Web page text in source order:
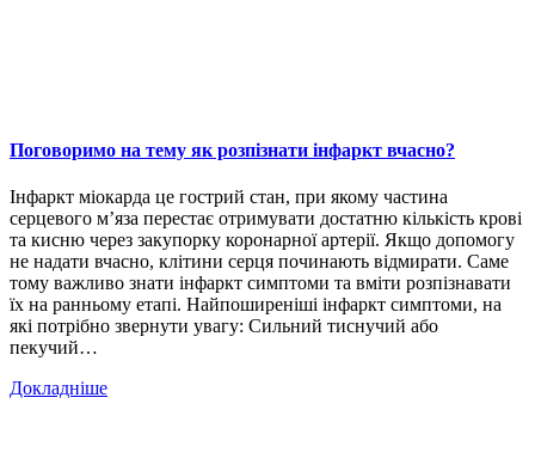
Поговоримо на тему як розпізнати інфаркт вчасно?
Інфаркт міокарда це гострий стан, при якому частина
серцевого м’яза перестає отримувати достатню кількість крові
та кисню через закупорку коронарної артерії. Якщо допомогу
не надати вчасно, клітини серця починають відмирати. Саме
тому важливо знати інфаркт симптоми та вміти розпізнавати
їх на ранньому етапі. Найпоширеніші інфаркт симптоми, на
які потрібно звернути увагу: Сильний тиснучий або
пекучий…
Докладніше